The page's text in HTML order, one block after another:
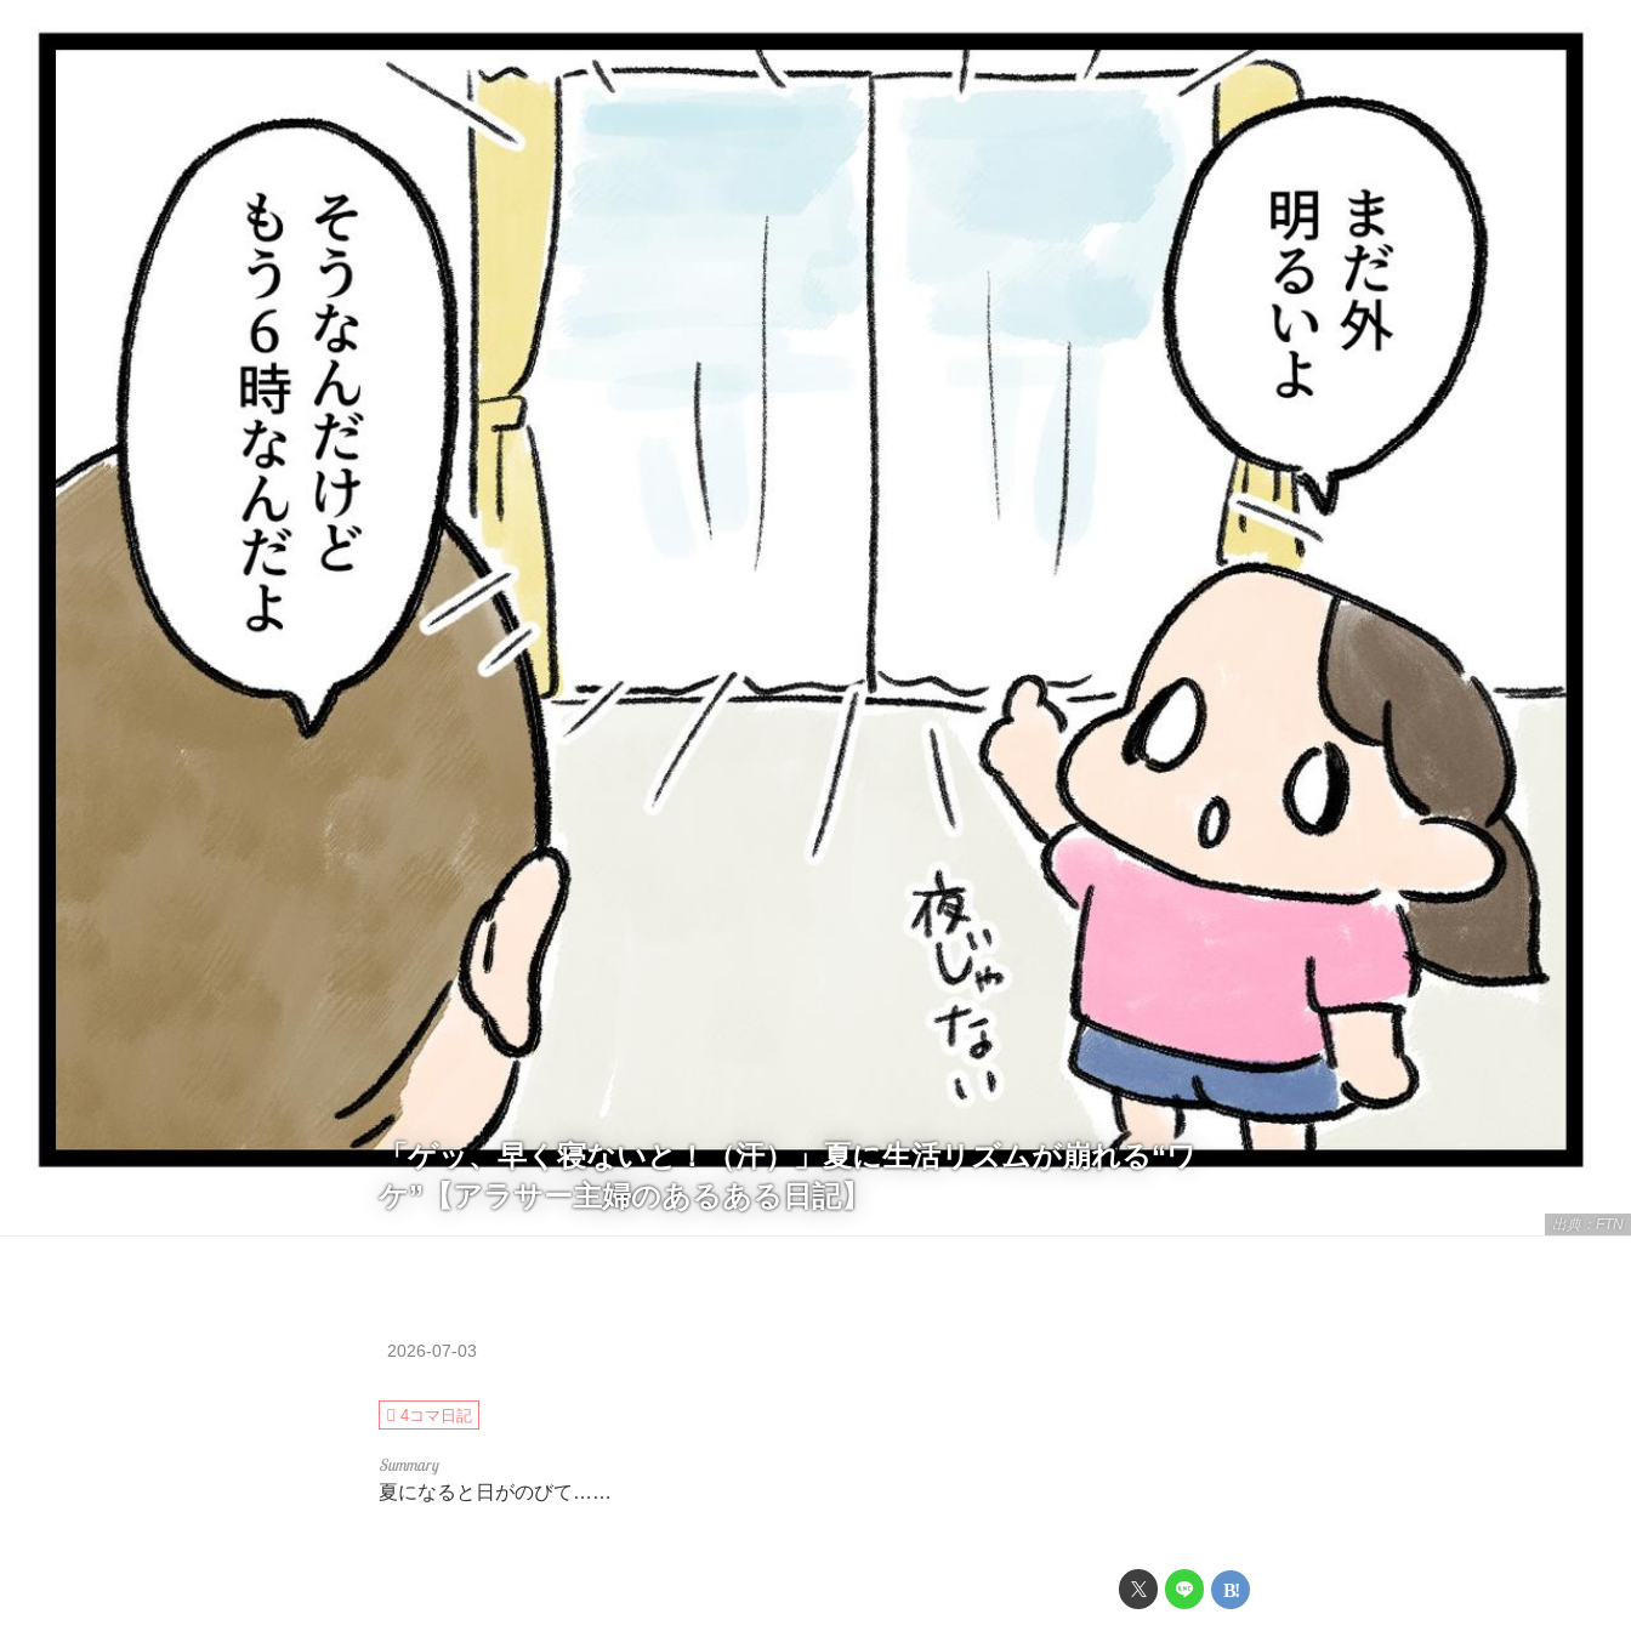
出典：FTN
「ゲッ、早く寝ないと！（汗）」夏に生活リズムが崩れる“ワ
ケ”【アラサー主婦のあるある日記】
2026-07-03
4コマ日記
夏になると日がのびて……